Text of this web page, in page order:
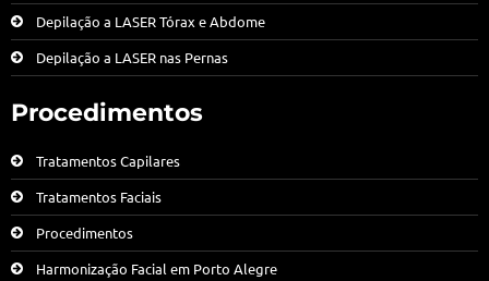
Depilação a LASER Tórax e Abdome
Depilação a LASER nas Pernas
Procedimentos
Tratamentos Capilares
Tratamentos Faciais
Procedimentos
Harmonização Facial em Porto Alegre